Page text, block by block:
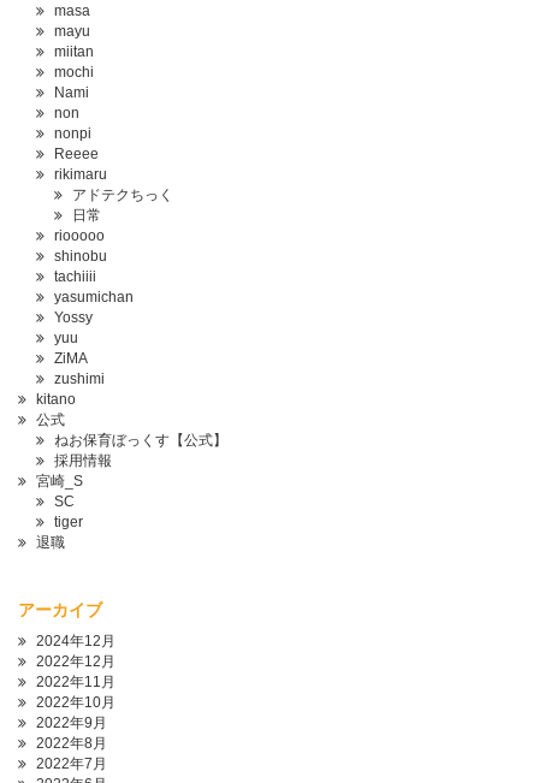
masa
mayu
miitan
mochi
Nami
non
nonpi
Reeee
rikimaru
アドテクちっく
日常
riooooo
shinobu
tachiiii
yasumichan
Yossy
yuu
ZiMA
zushimi
kitano
公式
ねお保育ぼっくす【公式】
採用情報
宮崎_S
SC
tiger
退職
アーカイブ
2024年12月
2022年12月
2022年11月
2022年10月
2022年9月
2022年8月
2022年7月